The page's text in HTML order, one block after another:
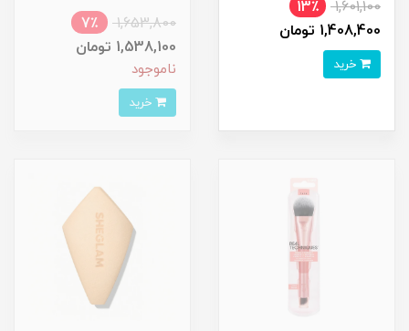
1,601,100
13٪
1,408,400 تومان
1,653,800
7٪
1,538,100 تومان
ناموجود